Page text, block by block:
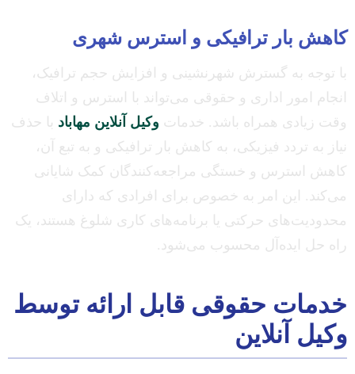
کاهش بار ترافیکی و استرس شهری
با توجه به گسترش شهرنشینی و افزایش حجم ترافیک،
انجام امور اداری و حقوقی می‌تواند با استرس و اتلاف
وقت زیادی همراه باشد. خدمات وکیل آنلاین مهاباد با حذف
نیاز به تردد فیزیکی، به کاهش بار ترافیکی و به تبع آن،
کاهش استرس و خستگی مراجعه‌کنندگان کمک شایانی
می‌کند. این امر به خصوص برای افرادی که دارای
محدودیت‌های حرکتی یا برنامه‌های کاری شلوغ هستند، یک
راه حل ایده‌آل محسوب می‌شود.
خدمات حقوقی قابل ارائه توسط
وکیل آنلاین